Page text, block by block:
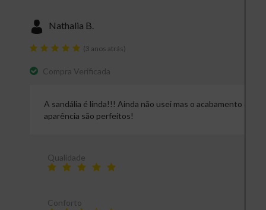
Nathalia B.
(3 anos atrás)
Compra Verificada
A sandália é linda!!! Ainda não usei mas o acabamento e
aparência são perfeitos!
Qualidade
Conforto